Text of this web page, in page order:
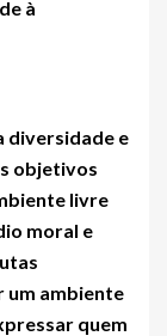
à
diversidade e
objetivos
livre
moral e
um ambiente
quem